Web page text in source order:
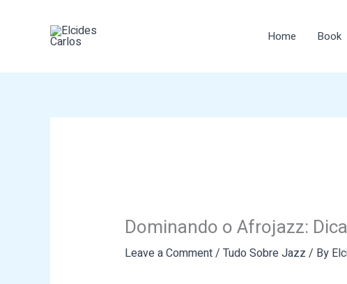
Home Book
Dominando o Afrojazz:
Leave a Comment/ Tudo Sobre Jazz / By